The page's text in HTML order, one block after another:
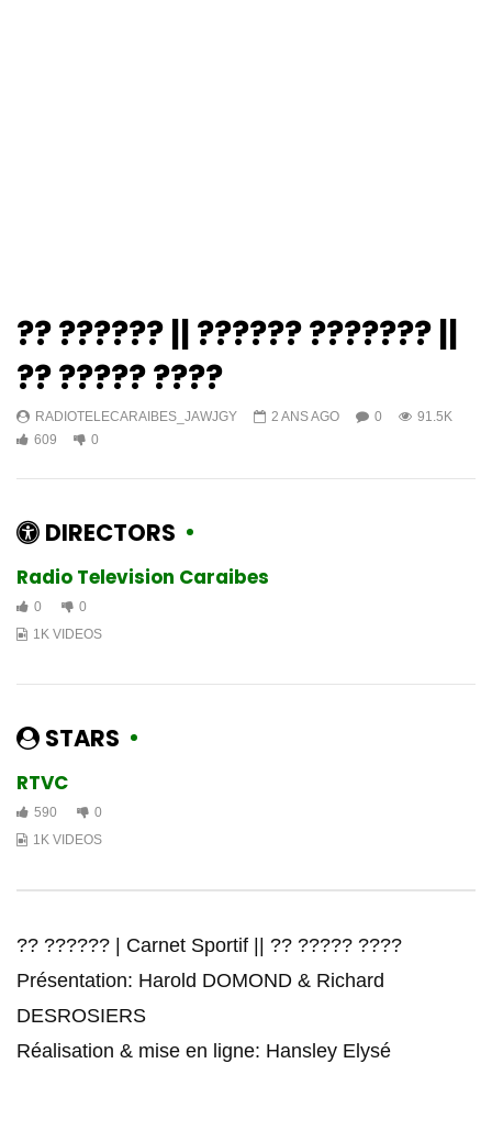
?? ?????? || ?????? ??????? ||
?? ????? ????
RADIOTELECARAIBES_JAWJGY 2 ANS AGO 0
91.5K
609
0
DIRECTORS
Radio Television Caraibes
0
0
1K VIDEOS
STARS
RTVC
590
0
1K VIDEOS
?? ?????? | Carnet Sportif || ?? ????? ????
Présentation: Harold DOMOND & Richard
DESROSIERS
Réalisation & mise en ligne: Hansley Elysé